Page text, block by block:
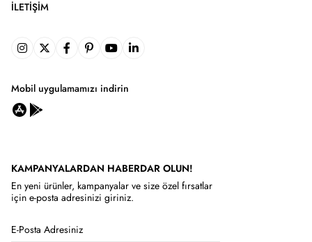
İLETIŞIM
Mobil uygulamamızı indirin
KAMPANYALARDAN HABERDAR OLUN!
En yeni ürünler, kampanyalar ve size özel fırsatlar
için e-posta adresinizi giriniz.